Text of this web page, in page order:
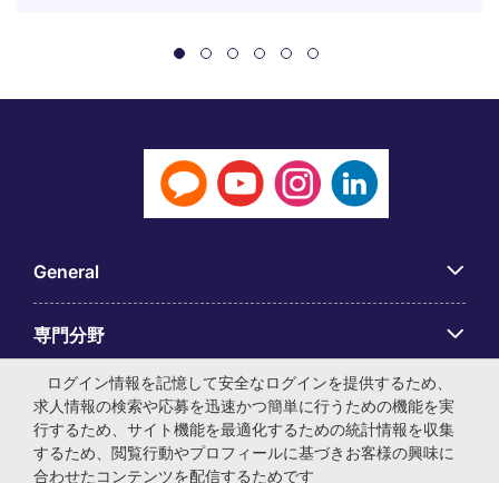
General
専門分野
アプリ
Employer Centre
ログイン情報を記憶して安全なログインを提供するため、
求人情報の検索や応募を迅速かつ簡単に行うための機能を実
行するため、サイト機能を最適化するための統計情報を収集
するため、閲覧行動やプロフィールに基づきお客様の興味に
合わせたコンテンツを配信するためです